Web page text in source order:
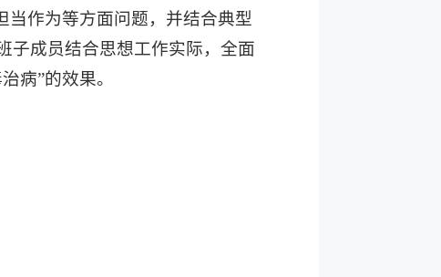
当作为等方面问题，并结合典型
子成员结合思想工作实际，全面
病”的效果。